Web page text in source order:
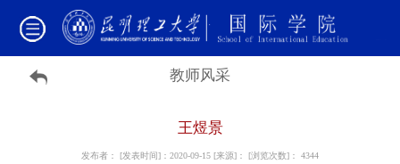
教师风采
王煜景
发布者： [发表时间]：2020-09-15 [来源]： [浏览次数]： 4344